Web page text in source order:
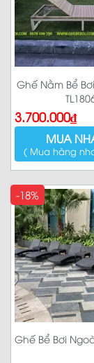
Ghế Nằm Bể
3.700.000₫
MUA
( Mua hàng
-18%
Ghế Bể Bơi